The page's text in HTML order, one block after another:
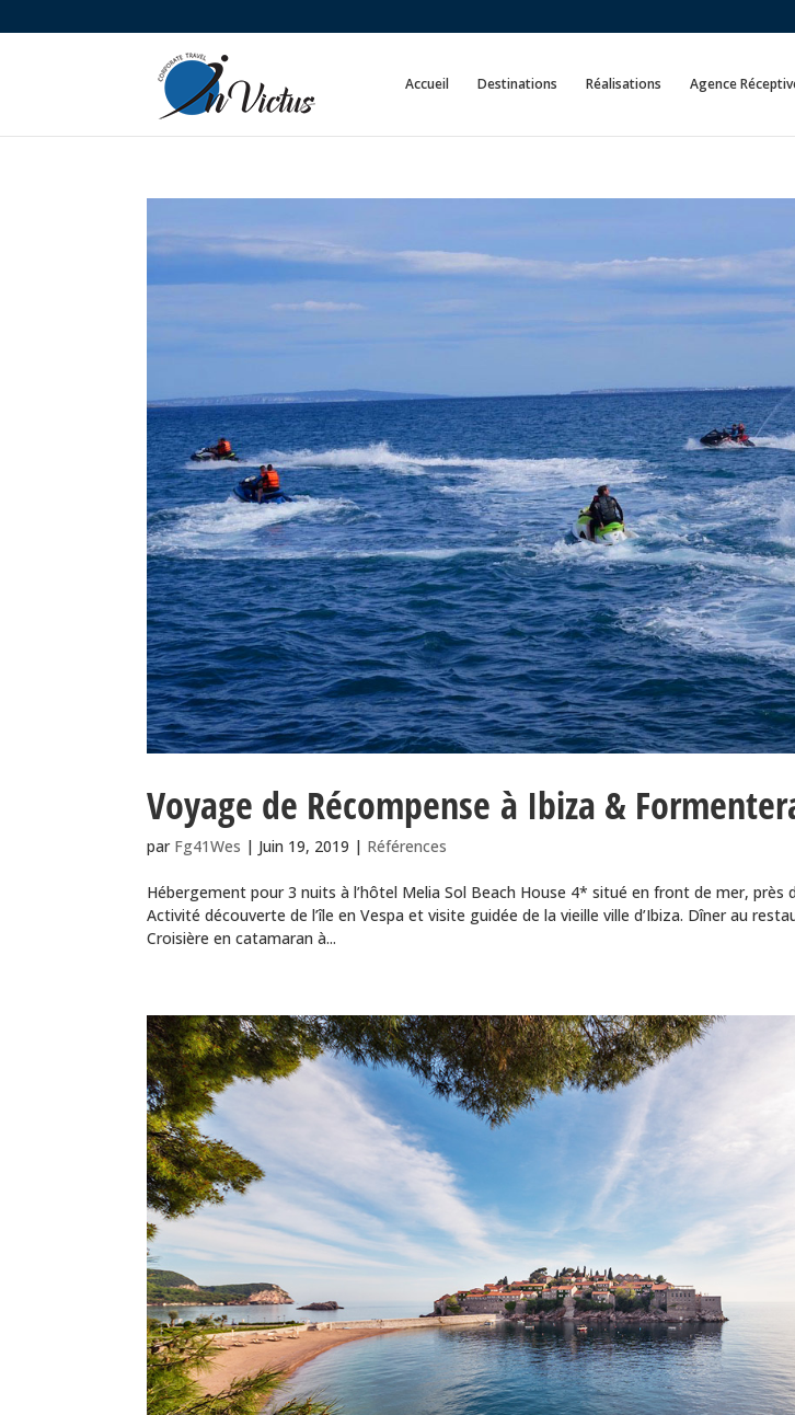
Accueil Destinations Réalisations Agence
Voyage de Récompense à Ibiza &
par Fg41Wes | Juin 19, 2019 | Références
Hébergement pour 3 nuits à l’hôtel Melia Sol Beach House 4* situé en front de mer, près
Activité découverte de l’île en Vespa et visite guidée de la vieille ville d’Ibiza. Dîner au
Croisière en catamaran à...